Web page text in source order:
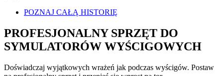
POZNAJ CAŁĄ HISTORIĘ
PROFESJONALNY SPRZĘT DO
SYMULATORÓW WYŚCIGOWYCH
Doświadczaj wyjątkowych wrażeń jak podczas wyścigów. Postaw